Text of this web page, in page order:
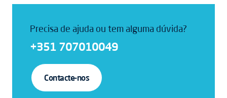
Precisa de ajuda ou tem alguma dúvida?
+351 707010049
Contacte-nos